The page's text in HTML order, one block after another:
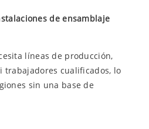
de ensamblaje
líneas de producción,
trabajadores cualificados, lo
sin una base de